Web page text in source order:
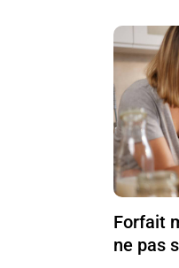
Forfait
ne pas